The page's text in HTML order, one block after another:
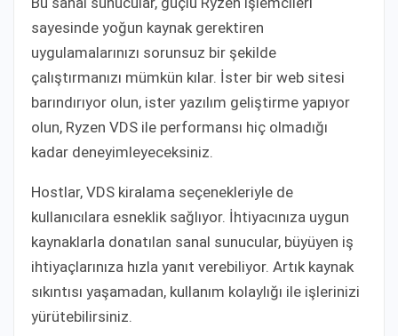
sayesinde yoğun kaynak gerektiren
uygulamalarınızı sorunsuz bir şekilde
çalıştırmanızı mümkün kılar. İster bir web sitesi
barındırıyor olun, ister yazılım geliştirme yapıyor
olun, Ryzen VDS ile performansı hiç olmadığı
kadar deneyimleyeceksiniz.
Hostlar, VDS kiralama seçenekleriyle de
kullanıcılara esneklik sağlıyor. İhtiyacınıza uygun
kaynaklarla donatılan sanal sunucular, büyüyen iş
ihtiyaçlarınıza hızla yanıt verebiliyor. Artık kaynak
sıkıntısı yaşamadan, kullanım kolaylığı ile işlerinizi
yürütebilirsiniz.